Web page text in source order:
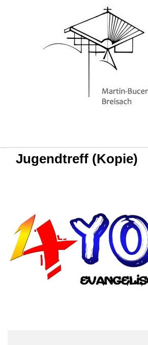
Jugendtreff (Kopie)